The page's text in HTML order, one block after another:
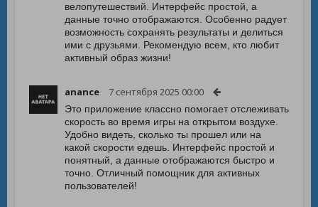
велопутешествий. Интерфейс простой, а
данные точно отображаются. Особенно радует
возможность сохранять результаты и делиться
ими с друзьями. Рекомендую всем, кто любит
активный образ жизни!
anance 7 сентября 2025 00:00
Это приложение классно помогает отслеживать
скорость во время игры на открытом воздухе.
Удобно видеть, сколько ты прошел или на
какой скорости едешь. Интерфейс простой и
понятный, а данные отображаются быстро и
точно. Отличный помощник для активных
пользователей!